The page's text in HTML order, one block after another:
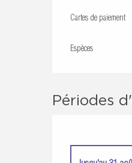
Cartes de paiement
Espèces
Périodes